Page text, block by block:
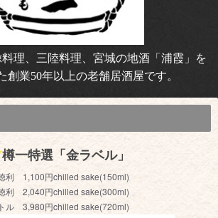
理、三陸料理、宮城の地酒「浦霞」を
創業50年以上の老舗居酒屋です。
樽一特選「金ラベル」
利 1,100円chilled sake(150ml)
利 2,040円chilled sake(300ml)
ル 3,980円chilled sake(720ml)